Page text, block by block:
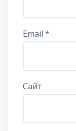
Email *
Сайт